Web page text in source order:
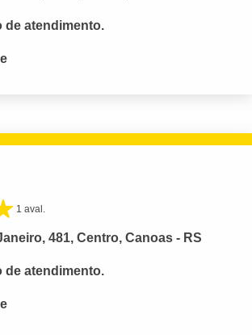
de atendimento.
1 aval.
481, Centro, Canoas - RS
de atendimento.